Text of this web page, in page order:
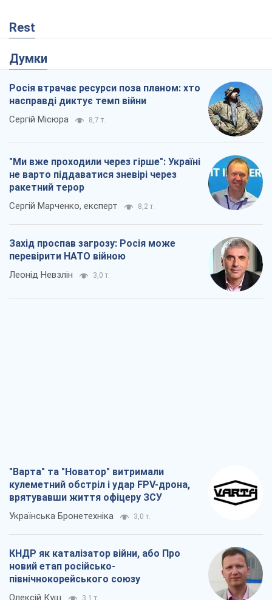
Rest
Думки
Росія втрачає ресурси поза планом: хто
насправді диктує темп війни
Сергій Місюра 8,7 т.
"Ми вже проходили через гірше": Україні
не варто піддаватися зневірі через
ракетний терор
Сергій Марченко, експерт 8,2 т.
Захід проспав загрозу: Росія може
перевірити НАТО війною
Леонід Невзлін 3,0 т.
"Варта" та "Новатор" витримали
кулеметний обстріл і удар FPV-дрона,
врятувавши життя офіцеру ЗСУ
Українська Бронетехніка 3,0 т.
КНДР як каталізатор війни, або Про
новий етап російсько-
північнокорейського союзу
Олексій Кущ